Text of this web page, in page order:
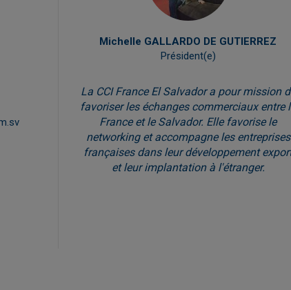
Michelle GALLARDO DE GUTIERREZ
Président(e)
La CCI France El Salvador a pour mission
favoriser les échanges commerciaux entre
France et le Salvador. Elle favorise le
networking et accompagne les entreprises
françaises dans leur développement
et leur implantation à l'étranger.